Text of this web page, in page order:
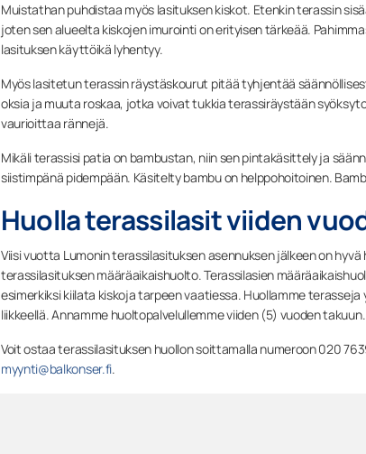
Muistathan puhdistaa myös lasituksen kiskot. Etenkin terassin
joten sen alueelta kiskojen imurointi on erityisen tärkeää.
lasituksen käyttöikä lyhentyy.
Myös lasitetun terassin räystäskourut pitää tyhjentää
oksia ja muuta roskaa, jotka voivat tukkia terassiräystään
vaurioittaa rännejä.
Mikäli terassisi patia on bambustan, niin sen pintakäsittely ja
siistimpänä pidempään. Käsitelty bambu on helppohoitoinen.
Huolla terassilasit viiden
Viisi vuotta Lumonin terassilasituksen asennuksen jälkeen on
terassilasituksen määräaikaishuolto. Terassilasien
esimerkiksi kiilata kiskoja tarpeen vaatiessa. Huollamme
liikkeellä. Annamme huoltopalvelullemme viiden (5) vuoden takuun.
Voit ostaa terassilasituksen huollon soittamalla numeroon 020
myynti@balkonser.fi.